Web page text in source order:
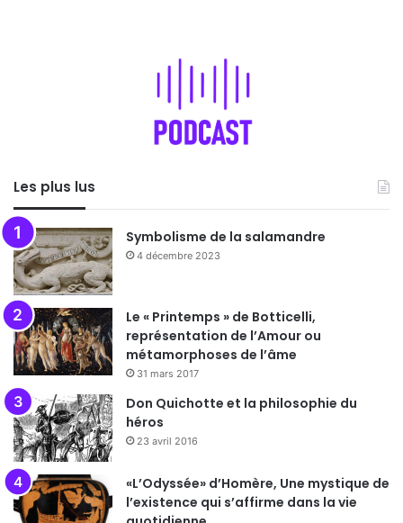
Les plus lus
Symbolisme de la salamandre
4 décembre 2023
Le « Printemps » de Botticelli,
représentation de l’Amour ou
métamorphoses de l’âme
31 mars 2017
Don Quichotte et la philosophie du
héros
23 avril 2016
«L’Odyssée» d’Homère, Une mystique de
l’existence qui s’affirme dans la vie